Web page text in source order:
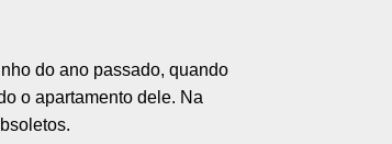
do ano passado, quando
o apartamento dele. Na